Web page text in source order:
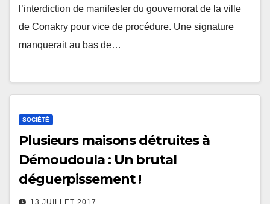
l’interdiction de manifester du gouvernorat de la ville
de Conakry pour vice de procédure. Une signature
manquerait au bas de…
SOCIÉTÉ
Plusieurs maisons détruites à
Démoudoula : Un brutal
déguerpissement !